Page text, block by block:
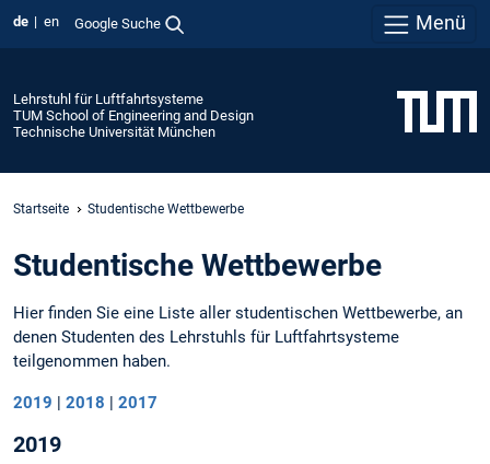
de en Google Suche Menü
Lehrstuhl für Luftfahrtsysteme
TUM School of Engineering and Design
Technische Universität München
Startseite Studentische Wettbewerbe
Studentische Wettbewerbe
Hier finden Sie eine Liste aller studentischen Wettbewerbe, an
denen Studenten des Lehrstuhls für Luftfahrtsysteme
teilgenommen haben.
2019 | 2018 | 2017
2019